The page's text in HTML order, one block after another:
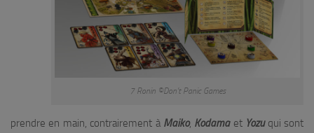
7 Ronin ©Don’t Panic Games
prendre en main, contrairement à Maiko, Kodamaet Yozuqui sont